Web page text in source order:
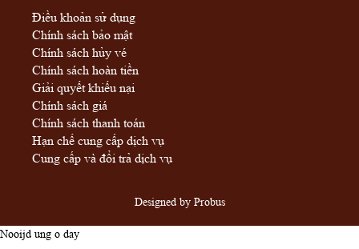
Điều khoản sử dụng
Chính sách bảo mật
Chính sách hủy vé
Chính sách hoàn tiền
Giải quyết khiếu nại
Chính sách giá
Chính sách thanh toán
Hạn chế cung cấp dịch vụ
Cung cấp và đổi trả dịch vụ
Designed by Probus
Nooijd ung o day